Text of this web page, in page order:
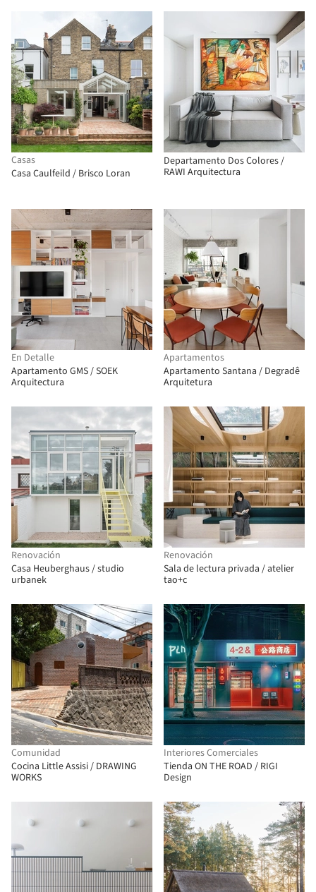
Casas
Casa Caulfeild / Brisco Loran
Departamento Dos Colores /
RAWI Arquitectura
En Detalle
Apartamento GMS / SOEK
Arquitectura
Apartamentos
Apartamento Santana / Degradê
Arquitetura
Renovación
Casa Heuberghaus / studio
urbanek
Renovación
Sala de lectura privada / atelier
tao+c
Comunidad
Cocina Little Assisi / DRAWING
WORKS
Interiores Comerciales
Tienda ON THE ROAD / RIGI
Design